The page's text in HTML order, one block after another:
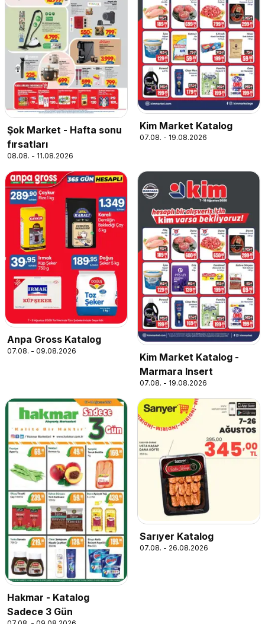
Şok Market - Hafta sonu
fırsatları
08.08. - 11.08.2026
Kim Market Katalog
07.08. - 19.08.2026
Anpa Gross Katalog
07.08. - 09.08.2026
Kim Market Katalog -
Marmara Insert
07.08. - 19.08.2026
Hakmar - Katalog
Sadece 3 Gün
Sarıyer Katalog
07.08. - 26.08.2026